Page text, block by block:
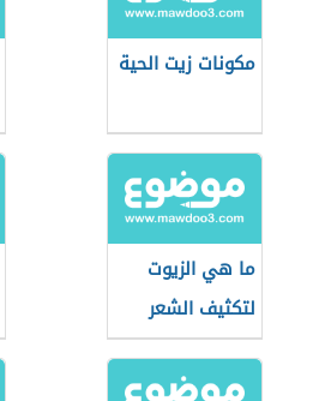
مكونات زيت الحية
ما هي الزيوت
لتكثيف الشعر